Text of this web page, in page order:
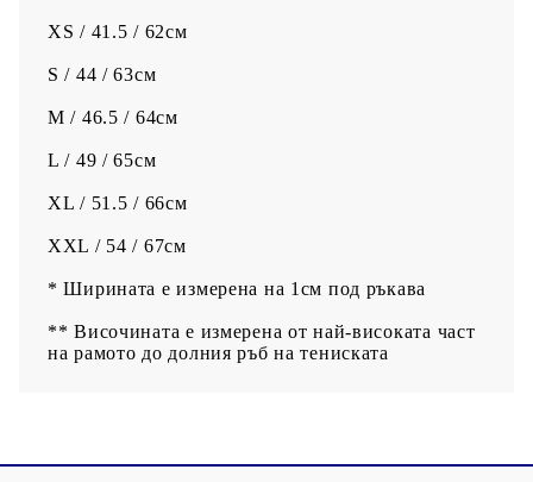
XS / 41.5 / 62см
S / 44 / 63см
M / 46.5 / 64см
L / 49 / 65см
XL / 51.5 / 66см
XXL / 54 / 67см
* Ширината е измерена на 1см под ръкава
** Височината е измерена от най-високата част
на рамото до долния ръб на тениската